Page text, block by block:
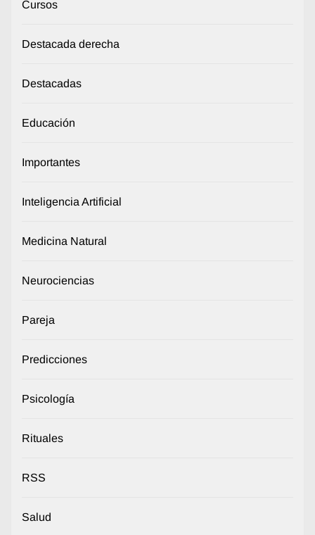
Cursos
Destacada derecha
Destacadas
Educación
Importantes
Inteligencia Artificial
Medicina Natural
Neurociencias
Pareja
Predicciones
Psicología
Rituales
RSS
Salud